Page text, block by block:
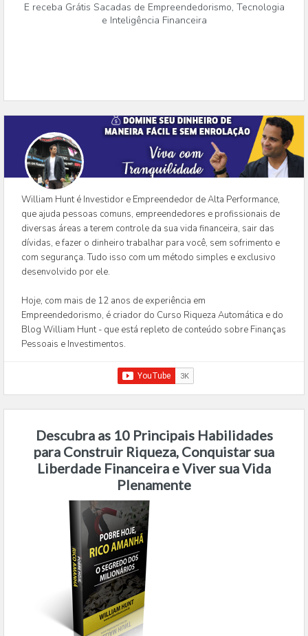
E receba Grátis Sacadas de Empreendedorismo, Tecnologia
e Inteligência Financeira
William Hunt é Investidor e Empreendedor de Alta Performance,
que ajuda pessoas comuns, empreendedores e profissionais de
diversas áreas a terem controle da sua vida financeira, sair das
dívidas, e fazer o dinheiro trabalhar para você, sem sofrimento e
com segurança. Tudo isso com um método simples e exclusivo
desenvolvido por ele.
Hoje, com mais de 12 anos de experiência em
Empreendedorismo, é criador do Curso Riqueza Automática e do
Blog William Hunt - que está repleto de conteúdo sobre Finanças
Pessoais e Investimentos.
Descubra as 10 Principais Habilidades
para Construir Riqueza, Conquistar sua
Liberdade Financeira e Viver sua Vida
Plenamente